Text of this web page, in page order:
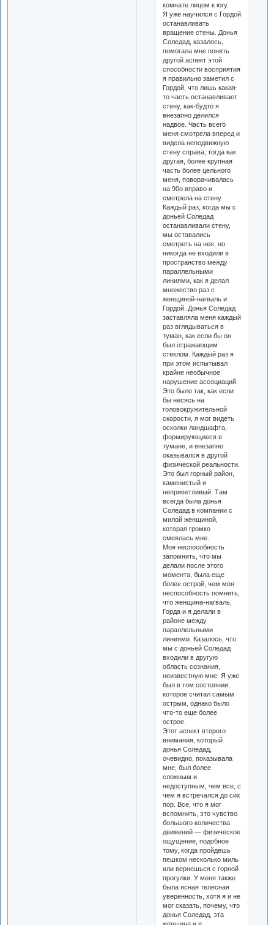
комнате лицом к югу.
Я уже научился с Гордой
останавливать
вращение стены. Донья
Соледад, казалось,
помогала мне понять
другой аспект этой
способности восприятия
я правильно заметил с
Гордой, что лишь какая-
то часть останавливает
стену, как-будто я
внезапно делился
надвое. Часть всего
меня смотрела вперед и
видела неподвижную
стену справа, тогда как
другая, более крупная
часть более цельного
меня, поворачивалась
на 90o вправо и
смотрела на стену.
Каждый раз, когда мы с
доньей Соледад
останавливали стену,
мы оставались
смотреть на нее, но
никогда не входили в
пространство между
параллельными
линиями, как я делал
множество раз с
женщиной-нагваль и
Гордой. Донья Соледад
заставляла меня каждый
раз вглядываться в
туман, как если бы он
был отражающим
стеклом. Каждый раз я
при этом испытывал
крайне необычное
нарушение ассоциаций.
Это было так, как если
бы несясь на
головокружительной
скорости, я мог видеть
осколки ландшафта,
формирующиеся в
тумане, и внезапно
оказывался в другой
физической реальности.
Это был горный район,
каменистый и
неприветливый. Там
всегда была донья
Соледад в компании с
милой женщиной,
которая громко
смеялась мне.
Моя неспособность
запомнить, что мы
делали после этого
момента, была еще
более острой, чем моя
неспособность помнить,
что женщина-нагваль,
Горда и я делали в
районе между
параллельными
линиями. Казалось, что
мы с доньей Соледад
входили в другую
область сознания,
неизвестную мне. Я уже
был в том состоянии,
которое считал самым
острым, однако было
что-то еще более
острое.
Этот аспект второго
внимания, который
донья Соледад,
очевидно, показывала
мне, был более
сложным и
недоступным, чем все, с
чем я встречался до сих
пор. Все, что я мог
вспомнить, это чувство
большого количества
движений — физическое
ощущение, подобное
тому, когда пройдешь
пешком несколько миль
или вернешься с горной
прогулки. У меня также
была ясная телесная
уверенность, хотя я и не
мог сказать, почему, что
донья Соледад, эта